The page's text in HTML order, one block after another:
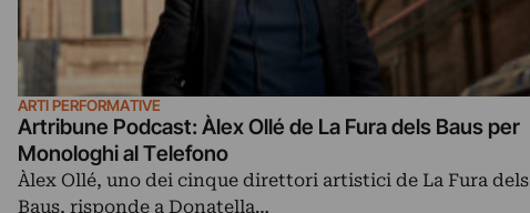
ARTI PERFORMATIVE
Artribune Podcast: Àlex Ollé de La Fura dels Baus per
Monologhi al Telefono
Àlex Ollé, uno dei cinque direttori artistici de La Fura dels
Baus, risponde a Donatella…